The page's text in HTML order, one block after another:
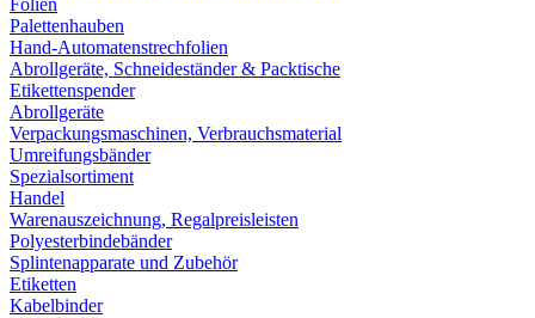
Folien
Palettenhauben
Hand-Automatenstrechfolien
Abrollgeräte, Schneideständer & Packtische
Etikettenspender
Abrollgeräte
Verpackungsmaschinen, Verbrauchsmaterial
Umreifungsbänder
Spezialsortiment
Handel
Warenauszeichnung, Regalpreisleisten
Polyesterbindebänder
Splintenapparate und Zubehör
Etiketten
Kabelbinder